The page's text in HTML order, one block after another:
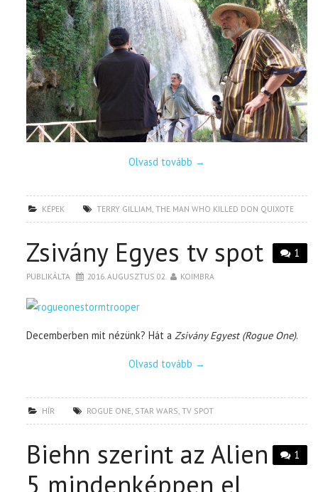
Olvasd tovább →
KÉPEK TERRY GILLIAM,THE MAN WHO KILLED DON QUIXOTE
1
Zsivány Egyes tv spot
PUBLIKÁLTA 2016. AUGUSZTUS 02. KOIMBRA
Decemberben mit nézünk? Hát aZsivány Egyest (Rogue One).
Olvasd tovább →
HÍR ROGUE ONE, STAR WARS,TV SPOT
1
Biehn szerint az Alien
5 mindenképpen el